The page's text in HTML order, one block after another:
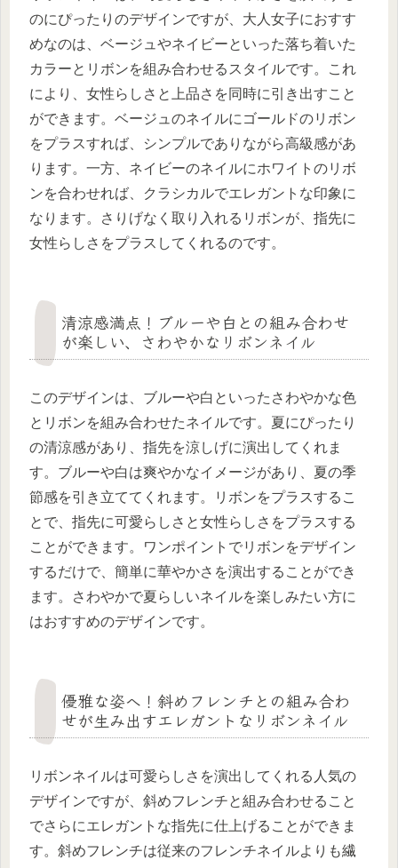
のにぴったりのデザインですが、大人女子におすす
めなのは、ベージュやネイビーといった落ち着いた
カラーとリボンを組み合わせるスタイルです。これ
により、女性らしさと上品さを同時に引き出すこと
ができます。ベージュのネイルにゴールドのリボン
をプラスすれば、シンプルでありながら高級感があ
ります。一方、ネイビーのネイルにホワイトのリボ
ンを合わせれば、クラシカルでエレガントな印象に
なります。さりげなく取り入れるリボンが、指先に
女性らしさをプラスしてくれるのです。
清涼感満点！ブルーや白との組み合わせ
が楽しい、さわやかなリボンネイル
このデザインは、ブルーや白といったさわやかな色
とリボンを組み合わせたネイルです。夏にぴったり
の清涼感があり、指先を涼しげに演出してくれま
す。ブルーや白は爽やかなイメージがあり、夏の季
節感を引き立ててくれます。リボンをプラスするこ
とで、指先に可愛らしさと女性らしさをプラスする
ことができます。ワンポイントでリボンをデザイン
するだけで、簡単に華やかさを演出することができ
ます。さわやかで夏らしいネイルを楽しみたい方に
はおすすめのデザインです。
優雅な姿へ！斜めフレンチとの組み合わ
せが生み出すエレガントなリボンネイル
リボンネイルは可愛らしさを演出してくれる人気の
デザインですが、斜めフレンチと組み合わせること
でさらにエレガントな指先に仕上げることができま
す。斜めフレンチは従来のフレンチネイルよりも繊